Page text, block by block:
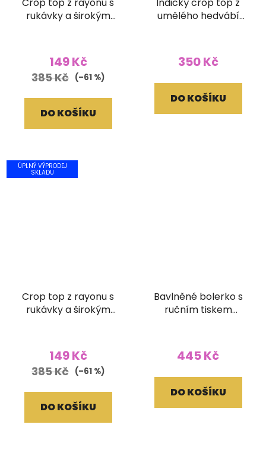
Crop top z rayonu s
rukávky a širokým
149 Kč
385 Kč (–61 %)
DO KOŠÍKU
Indický crop top z
umělého hedvábí
350 Kč
DO KOŠÍKU
ÚPLNÝ VÝPRODEJ
SKLADU
Crop top z rayonu s
rukávky a širokým
149 Kč
385 Kč (–61 %)
DO KOŠÍKU
Bavlněné bolerko s
ručním tiskem
445 Kč
DO KOŠÍKU